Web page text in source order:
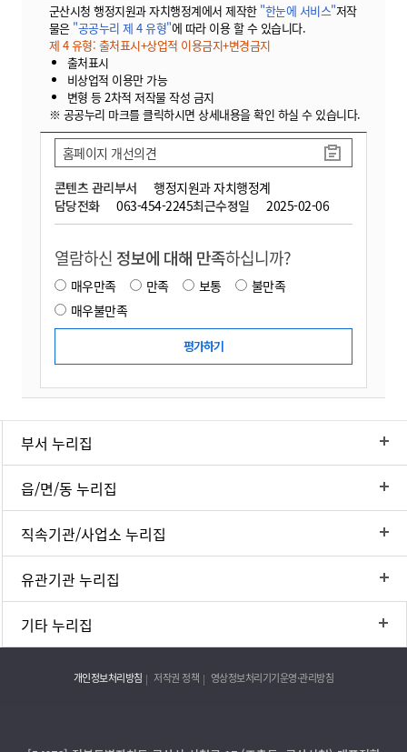
군산시청 행정지원과 자치행정계에서 제작한 "한눈에 서비스"저작
물은 "공공누리 제 4 유형"에 따라 이용 할 수 있습니다.
제 4 유형: 출처표시+상업적 이용금지+변경금지
출처표시
비상업적 이용만 가능
변형 등 2차적 저작물 작성 금지
※ 공공누리 마크를 클릭하시면 상세내용을 확인 하실 수 있습니다.
콘텐츠 관리부서
행정지원과 자치행정계
담당전화
063-454-2245최근수정일 2025-02-06
홈페이지 개선의견
열람하신 정보에 대해 만족하십니까?
매우만족 만족 보통
불만족
매우불만족
부서 누리집
읍/면/동 누리집
직속기관/사업소 누리집
유관기관 누리집
기타 누리집
개인정보처리방침 저작권 정책 영상정보처리기기운영·관리방침